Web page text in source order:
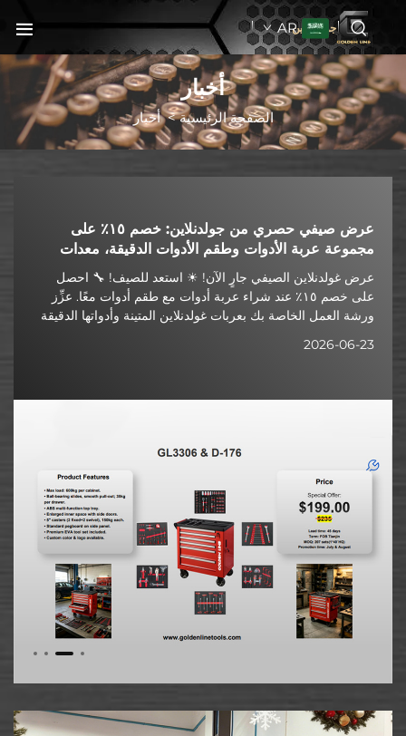
جولدنبلاينAR
أخبار
الصفحة الرئيسية>أخبار
غولدنلاين تحتفل بافتتاح مصنعها الجديد في شوييانغ احتفالاً
كبيراً
غولدنلاين، وهي شركة مصنِّعة محترفة لخزائن الأدوات وحلول
التخزين المعدنية، احتفلت مؤخرًا بافتتاح مصنعها الجديد تمامًا في
شوييانغ. وقد تأسست شركة جيانغسو غولدنلاين للمعدات الذكية
2026-06-10